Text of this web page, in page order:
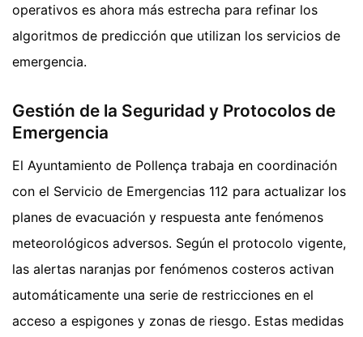
operativos es ahora más estrecha para refinar los
algoritmos de predicción que utilizan los servicios de
emergencia.
Gestión de la Seguridad y Protocolos de
Emergencia
El Ayuntamiento de Pollença trabaja en coordinación
con el Servicio de Emergencias 112 para actualizar los
planes de evacuación y respuesta ante fenómenos
meteorológicos adversos. Según el protocolo vigente,
las alertas naranjas por fenómenos costeros activan
automáticamente una serie de restricciones en el
acceso a espigones y zonas de riesgo. Estas medidas